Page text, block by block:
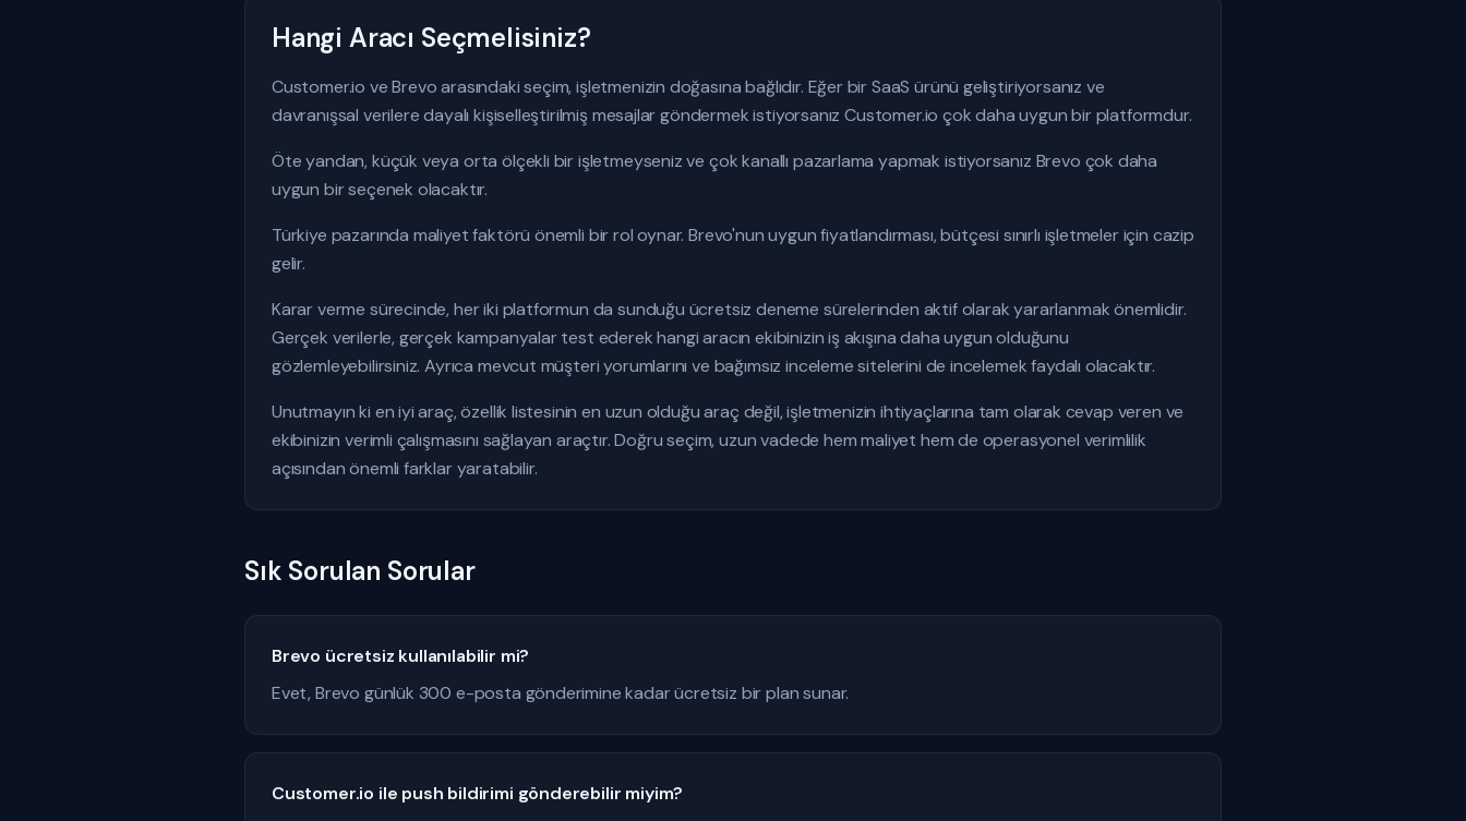
Hangi Aracı Seçmelisiniz?
Customer.io ve Brevo arasındaki seçim, işletmenizin doğasına bağlıdır. Eğer bir SaaS ürünü geliştiriyorsanız ve
davranışsal verilere dayalı kişiselleştirilmiş mesajlar göndermek istiyorsanız Customer.io çok daha uygun bir platformdur.
Öte yandan, küçük veya orta ölçekli bir işletmeyseniz ve çok kanallı pazarlama yapmak istiyorsanız Brevo çok daha
uygun bir seçenek olacaktır.
Türkiye pazarında maliyet faktörü önemli bir rol oynar. Brevo'nun uygun fiyatlandırması, bütçesi sınırlı işletmeler için cazip
gelir.
Karar verme sürecinde, her iki platformun da sunduğu ücretsiz deneme sürelerinden aktif olarak yararlanmak önemlidir.
Gerçek verilerle, gerçek kampanyalar test ederek hangi aracın ekibinizin iş akışına daha uygun olduğunu
gözlemleyebilirsiniz. Ayrıca mevcut müşteri yorumlarını ve bağımsız inceleme sitelerini de incelemek faydalı olacaktır.
Unutmayın ki en iyi araç, özellik listesinin en uzun olduğu araç değil, işletmenizin ihtiyaçlarına tam olarak cevap veren ve
ekibinizin verimli çalışmasını sağlayan araçtır. Doğru seçim, uzun vadede hem maliyet hem de operasyonel verimlilik
açısından önemli farklar yaratabilir.
Sık Sorulan Sorular
Brevo ücretsiz kullanılabilir mi?
Evet, Brevo günlük 300 e-posta gönderimine kadar ücretsiz bir plan sunar.
Customer.io ile push bildirimi gönderebilir miyim?